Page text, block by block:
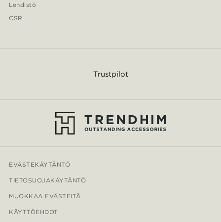
Lehdistö
CSR
Trustpilot
EVÄSTEKÄYTÄNTÖ
TIETOSUOJAKÄYTÄNTÖ
MUOKKAA EVÄSTEITÄ
KÄYTTÖEHDOT